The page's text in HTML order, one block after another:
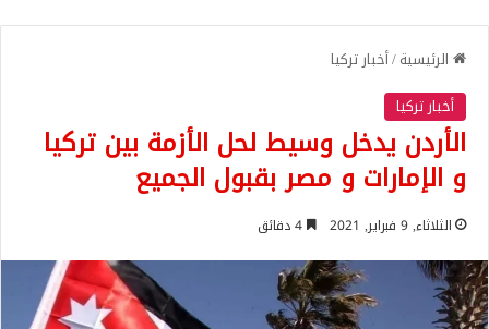
الرئيسية/أخبار تركيا
أخبار تركيا
الأردن يدخل وسيط لحل الأزمة بين تركيا
و الإمارات و مصر بقبول الجميع
الثلاثاء, 9 فبراير, 2021